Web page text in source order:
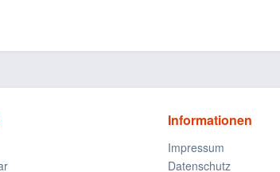
Informationen
Impressum
Datenschutz